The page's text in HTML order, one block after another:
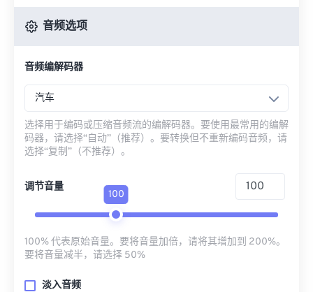
音频选项
音频编解码器
汽车
选择用于编码或压缩音频流的编解码器。要使用最常用的编解
码器，请选择“自动”（推荐）。要转换但不重新编码音频，请
选择“复制”（不推荐）。
调节音量
100
100% 代表原始音量。要将音量加倍，请将其增加到 200%。
要将音量减半，请选择 50%
淡入音频